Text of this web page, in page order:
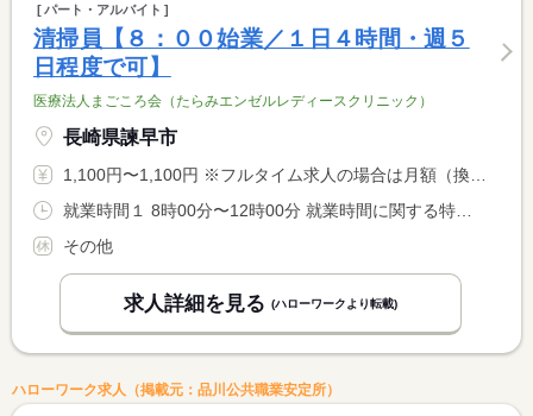
パート・アルバイト
清掃員【８：００始業／１日４時間・週５
日程度で可】
医療法人まごころ会（たらみエンゼルレディースクリニック）
長崎県諫早市
1,100円〜1,100円 ※フルタイム求人の場合は月額（換算額）、パート求人の場合は時間額を表示しています。
その他
求人詳細を見る (ハローワークより転載)
ハローワーク求人（掲載元：品川公共職業安定所）